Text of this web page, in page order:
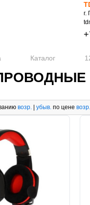
г.
Каталог
возр. | убыв. по цене возр.